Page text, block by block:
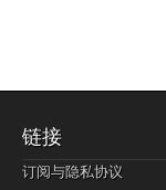
链接
订阅与隐私协议